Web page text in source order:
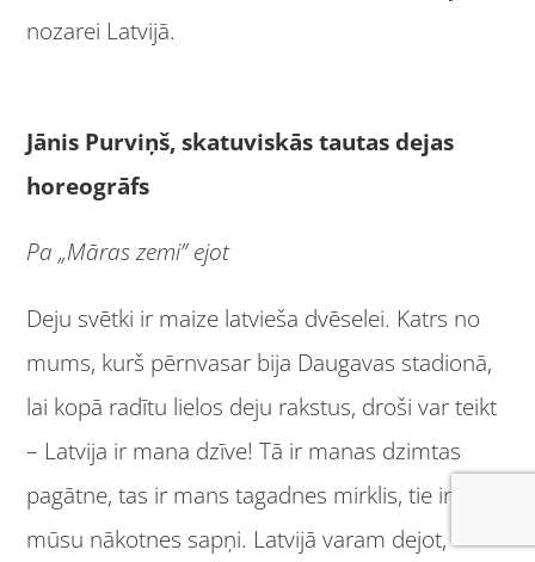
nozarei Latvijā.
Jānis Purviņš, skatuviskās tautas dejas
horeogrāfs
Pa „Māras zemi” ejot
Deju svētki ir maize latvieša dvēselei. Katrs no
mums, kurš pērnvasar bija Daugavas stadionā,
lai kopā radītu lielos deju rakstus, droši var teikt
– Latvija ir mana dzīve! Tā ir manas dzimtas
pagātne, tas ir mans tagadnes mirklis, tie ir
mūsu nākotnes sapņi. Latvijā varam dejot,